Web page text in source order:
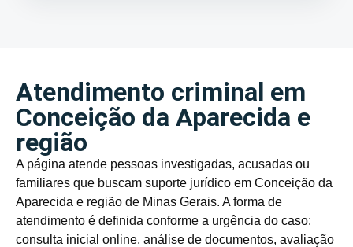
Atendimento criminal em
Conceição da Aparecida e
região
A página atende pessoas investigadas, acusadas ou
familiares que buscam suporte jurídico em Conceição da
Aparecida e região de Minas Gerais. A forma de
atendimento é definida conforme a urgência do caso:
consulta inicial online, análise de documentos, avaliação